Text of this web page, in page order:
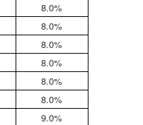
8.0%
8.0%
8.0%
8.0%
8.0%
8.0%
9.0%